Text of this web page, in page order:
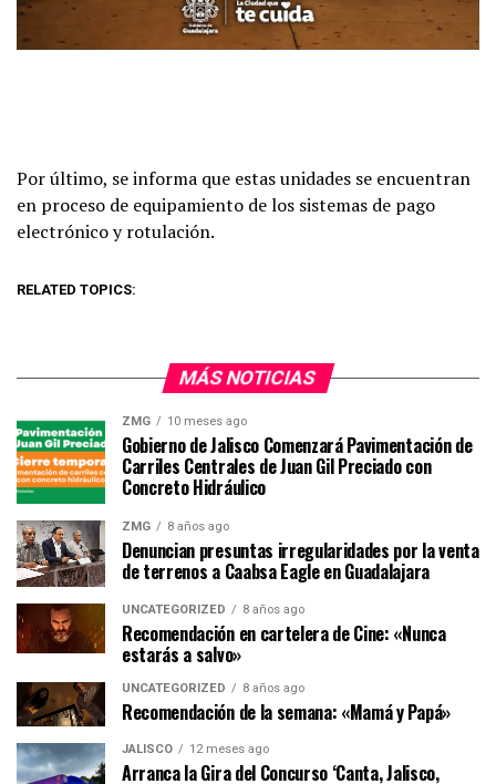
Por último, se informa que estas unidades se encuentran
en proceso de equipamiento de los sistemas de pago
electrónico y rotulación.
RELATED TOPICS:
MÁS NOTICIAS
ZMG 10 meses ago
Gobierno de Jalisco Comenzará Pavimentación de
Carriles Centrales de Juan Gil Preciado con
Concreto Hidráulico
ZMG 8 años ago
Denuncian presuntas irregularidades por la venta
de terrenos a Caabsa Eagle en Guadalajara
UNCATEGORIZED 8 años ago
Recomendación en cartelera de Cine: «Nunca
estarás a salvo»
UNCATEGORIZED 8 años ago
Recomendación de la semana: «Mamá y Papá»
JALISCO 12 meses ago
Arranca la Gira del Concurso ‘Canta, Jalisco,